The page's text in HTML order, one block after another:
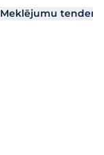
Meklējumu